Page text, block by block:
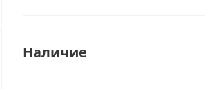
Наличие